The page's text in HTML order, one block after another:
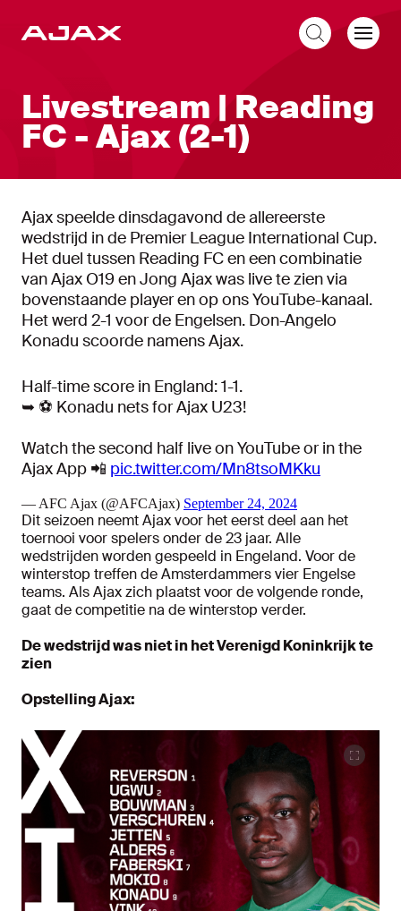
Livestream | Reading
FC - Ajax (2-1)
Ajax speelde dinsdagavond de allereerste
wedstrijd in de Premier League International Cup.
Het duel tussen Reading FC en een combinatie
van Ajax O19 en Jong Ajax was live te zien via
bovenstaande player en op ons YouTube-kanaal.
Het werd 2-1 voor de Engelsen. Don-Angelo
Konadu scoorde namens Ajax.
Half-time score in England: 1-1.
➥ ⚽️ Konadu nets for Ajax U23!
Watch the second half live on YouTube or in the
Ajax App 📲 pic.twitter.com/Mn8tsoMKku
— AFC Ajax (@AFCAjax) September 24, 2024
Dit seizoen neemt Ajax voor het eerst deel aan het
toernooi voor spelers onder de 23 jaar. Alle
wedstrijden worden gespeeld in Engeland. Voor de
winterstop treffen de Amsterdammers vier Engelse
teams. Als Ajax zich plaatst voor de volgende ronde,
gaat de competitie na de winterstop verder.
De wedstrijd was niet in het Verenigd Koninkrijk te
zien
Opstelling Ajax: